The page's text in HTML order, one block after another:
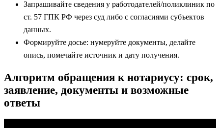
Запрашивайте сведения у работодателей/поликлиник по
ст. 57 ГПК РФ через суд либо с согласиями субъектов
данных.
Формируйте досье: нумеруйте документы, делайте
опись, помечайте источник и дату получения.
Алгоритм обращения к нотариусу: срок,
заявление, документы и возможные
ответы